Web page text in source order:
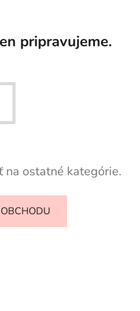
pripravujeme.
na ostatné kategórie.